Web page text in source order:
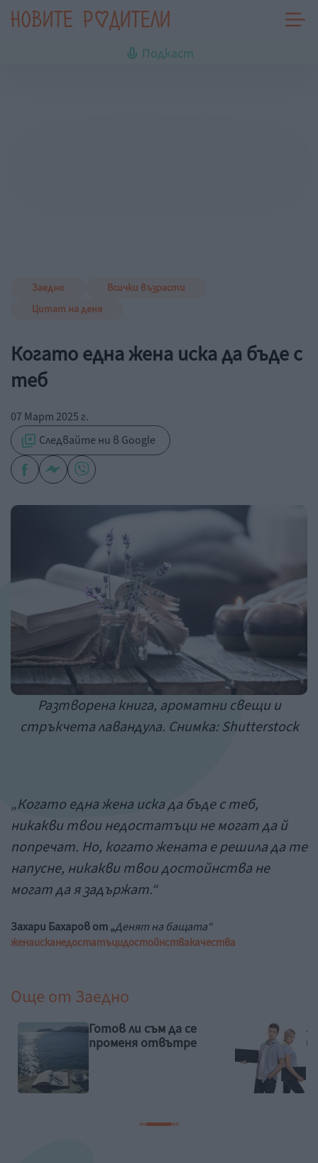
Подкаст
Заедно
Всички възрасти
Цитат на деня
Когато една жена иска да бъде с
теб
07 Март 2025 г.
Следвайте ни в Google
Разтворена книга, ароматни свещи и
стръкчета лавандула. Снимка: Shutterstock
„Когато една жена иска да бъде с теб,
никакви твои недостатъци не могат да й
попречат. Но, когато жената е решила да те
напусне, никакви твои достойнства не
могат да я задържат.“
Захари Бахаров от „Денят на бащата“
женаисканедостатъцидостойнствакачества
Още от Заедно
Готов ли съм да се
променя отвътре